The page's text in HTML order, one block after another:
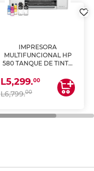
IMPRESORA
MULTIFUNCIONAL HP
580 TANQUE DE TINTA
ESCANEA)
L5,299.00
L6,799.00